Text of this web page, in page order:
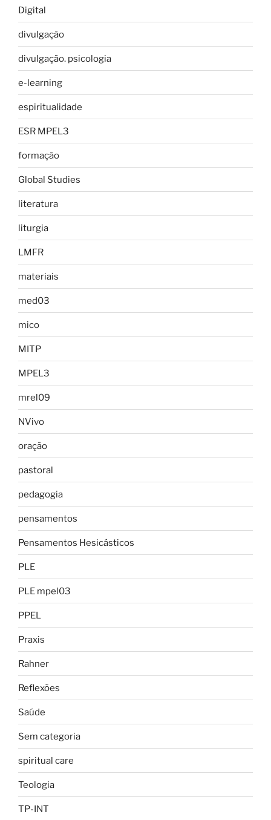
Digital
divulgação
divulgação. psicologia
e-learning
espiritualidade
ESR MPEL3
formação
Global Studies
literatura
liturgia
LMFR
materiais
med03
mico
MITP
MPEL3
mrel09
NVivo
oração
pastoral
pedagogia
pensamentos
Pensamentos Hesicásticos
PLE
PLE mpel03
PPEL
Praxis
Rahner
Reflexões
Saúde
Sem categoria
spiritual care
Teologia
TP-INT